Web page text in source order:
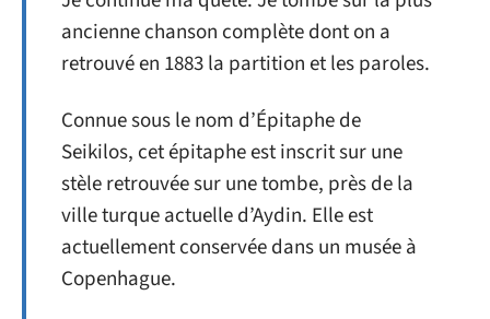
ancienne chanson complète dont on a
retrouvé en 1883 la partition et les paroles.
Connue sous le nom d’Épitaphe de
Seikilos, cet épitaphe est inscrit sur une
stèle retrouvée sur une tombe, près de la
ville turque actuelle d’Aydin. Elle est
actuellement conservée dans un musée à
Copenhague.